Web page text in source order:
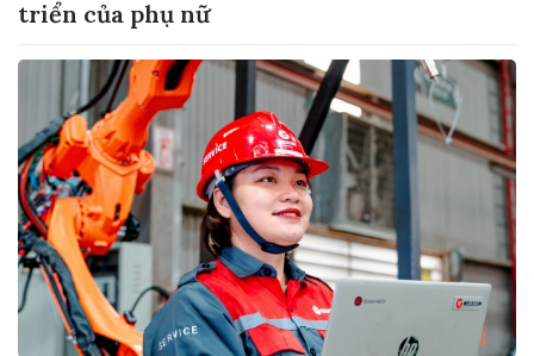
triển của phụ nữ